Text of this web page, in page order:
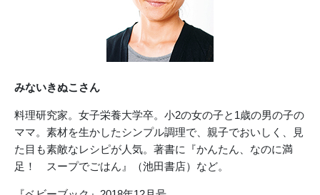
みないきぬこさん
料理研究家。女子栄養大学卒。小2の女の子と1歳の男の子の
ママ。素材を生かしたシンプル調理で、親子でおいしく、見
た目も素敵なレシピが人気。著書に『かんたん、なのに満
足！ スープでごはん』（池田書店）など。